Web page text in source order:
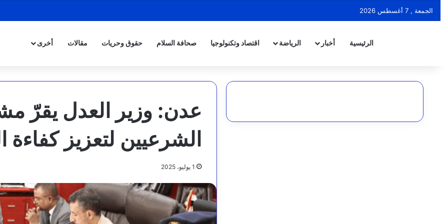
الجمعة , 7 أغسطس 2026
الرئيسية أخبار الرياضة اقتصاد وتكنولوجيا صحافة السلام حقوق وحريات مقالات أخرى
عدن: وزير العدل يقرّ
الشرعيين لتعزيز
1 يوليو، 2025